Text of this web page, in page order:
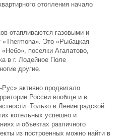
отопления начало
отапливаются газовыми и
«Thermona». Это «Рыбацкая
поселки Агалатово,
в г. Лодейное Поле
другие.
активно продвигало
России вообще и в
Только в Ленинградской
котельных успешно и
и объектах различного
из построенных можно найти в